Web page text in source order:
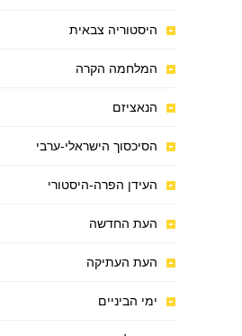
היסטוריה צבאית
המלחמה הקרה
הנאציזם
הסיכסוך הישראלי-ערבי
העידן הפרה-היסטורי
העת החדשה
העת העתיקה
ימי הביניים